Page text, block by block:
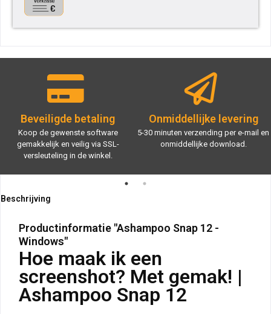
Beveiligde betaling
Koop de gewenste software
gemakkelijk en veilig via SSL-
versleuteling in de winkel.
Onmiddellijke levering
5-30 minuten verzending per e-mail en
onmiddellijke download.
Beschrijving
Productinformatie "Ashampoo Snap 12 -
Windows"
Hoe maak ik een
screenshot? Met gemak! |
Ashampoo Snap 12